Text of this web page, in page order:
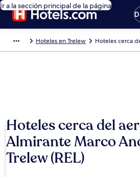
Ir a la sección principal de la página
Hoteles en Trelew Hoteles cerca
Hoteles cerca del
Almirante Marco
Trelew (REL)